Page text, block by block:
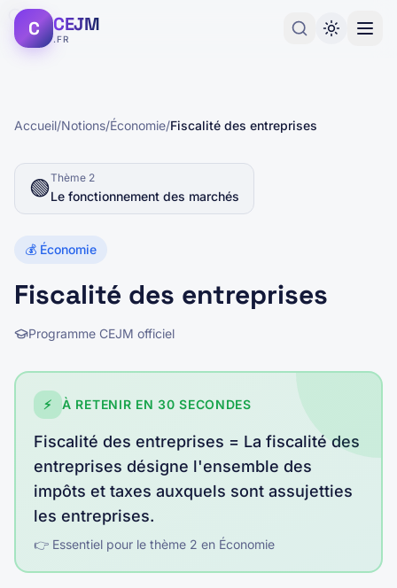
C CEJM
.FR
Accueil/Notions/Économie/Fiscalité des entreprises
🟢Thème 2
Le fonctionnement des marchés
💰 Économie
Fiscalité des entreprises
Programme CEJM officiel
⚡ À RETENIR EN 30 SECONDES
Fiscalité des entreprises = La fiscalité des
entreprises désigne l'ensemble des
impôts et taxes auxquels sont assujetties
les entreprises.
👉 Essentiel pour le thème 2 en Économie